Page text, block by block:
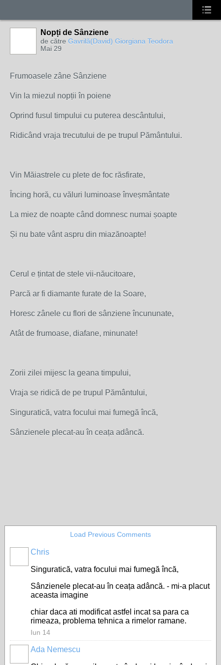
Nopți de Sânziene
de către Gavrilă(David) Giorgiana Teodora
Mai 29
Frumoasele zâne Sânziene
Vin la miezul nopții în poiene
Oprind fusul timpului cu puterea descântului,
Ridicând vraja trecutului de pe trupul Pământului.
Vin Măiastrele cu plete de foc răsfirate,
Încing horă, cu văluri luminoase înveșmântate
La miez de noapte când domnesc numai șoapte
Și nu bate vânt aspru din miazănoapte!
Cerul e țintat de stele vii-năucitoare,
Parcă ar fi diamante furate de la Soare,
Horesc zânele cu flori de sânziene încununate,
Atât de frumoase, diafane, minunate!
Zorii zilei mijesc la geana timpului,
Vraja se ridică de pe trupul Pământului,
Singuratică, vatra focului mai fumegă încă,
Sânzienele plecat-au în ceața adâncă.
Load Previous Comments
Chris
Singuratică, vatra focului mai fumegă încă,
Sânzienele plecat-au în ceața adâncă. - mi-a placut
aceasta imagine
chiar daca ati modificat astfel incat sa para ca
rimeaza, problema tehnica a rimelor ramane.
Iun 14
Ada Nemescu